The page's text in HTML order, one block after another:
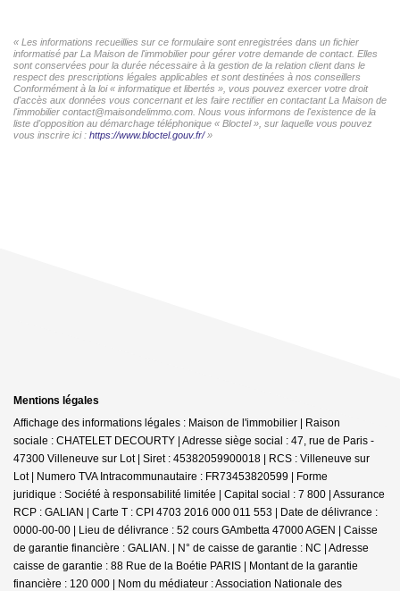
« Les informations recueillies sur ce formulaire sont enregistrées dans un fichier
informatisé par La Maison de l'immobilier pour gérer votre demande de contact. Elles
sont conservées pour la durée nécessaire à la gestion de la relation client dans le
respect des prescriptions légales applicables et sont destinées à nos conseillers
Conformément à la loi « informatique et libertés », vous pouvez exercer votre droit
d'accès aux données vous concernant et les faire rectifier en contactant La Maison de
l'immobilier contact@maisondelimmo.com. Nous vous informons de l'existence de la
liste d'opposition au démarchage téléphonique « Bloctel », sur laquelle vous pouvez
vous inscrire ici : https://www.bloctel.gouv.fr/»
Mentions légales
Affichage des informations légales : Maison de l'immobilier | Raison
sociale : CHATELET DECOURTY | Adresse siège social : 47, rue de Paris -
47300 Villeneuve sur Lot | Siret : 45382059900018 | RCS : Villeneuve sur
Lot | Numero TVA Intracommunautaire : FR73453820599 | Forme
juridique : Société à responsabilité limitée | Capital social : 7 800 | Assurance
RCP : GALIAN | Carte T : CPI 4703 2016 000 011 553 | Date de délivrance :
0000-00-00 | Lieu de délivrance : 52 cours GAmbetta 47000 AGEN | Caisse
de garantie financière : GALIAN. | N° de caisse de garantie : NC | Adresse
caisse de garantie : 88 Rue de la Boétie PARIS | Montant de la garantie
financière : 120 000 | Nom du médiateur : Association Nationale des